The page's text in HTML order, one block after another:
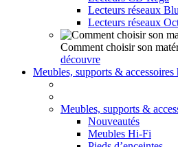
Lecteurs réseaux
Lecteurs réseaux
Comment choisir son
découvre
Meubles, supports & accessoires
Meubles, supports &
Nouveautés
Meubles Hi-Fi